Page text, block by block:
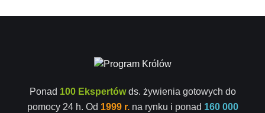
Ponad 100 Ekspertówds. żywienia gotowych do
pomocy 24 h. Od 1999 r.na rynku i ponad 160 000